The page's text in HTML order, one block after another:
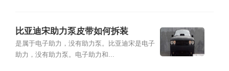
比亚迪宋助力泵皮带如何拆装
是属于电子助力，没有助力泵。比亚迪宋是电子
助力，没有助力泵。电子助力和...